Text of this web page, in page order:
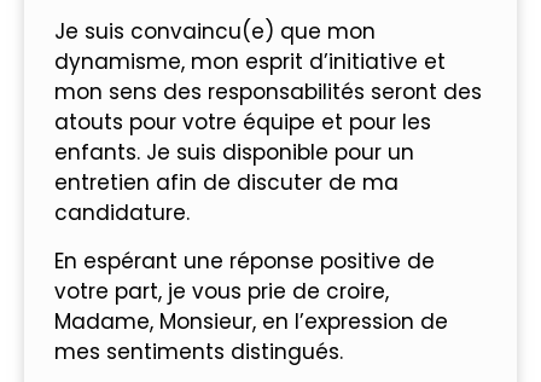
Je suis convaincu(e) que mon
dynamisme, mon esprit d’initiative et
mon sens des responsabilités seront des
atouts pour votre équipe et pour les
enfants. Je suis disponible pour un
entretien afin de discuter de ma
candidature.
En espérant une réponse positive de
votre part, je vous prie de croire,
Madame, Monsieur, en l’expression de
mes sentiments distingués.